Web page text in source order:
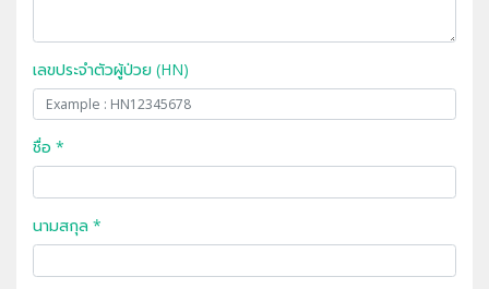
เลขประจำตัวผู้ป่วย (HN)
ชื่อ *
นามสกุล *